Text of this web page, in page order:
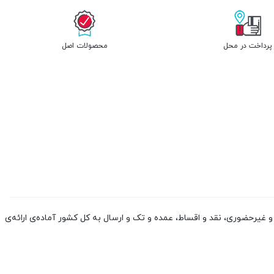
پرداخت در محل محصولات اصل
از چین و دوبی، به صورت حضوری و غیرحضوری، نقد و اقساط، عمده و تک و ارسال به کل کشور آماده‌ی ارائه‌ی